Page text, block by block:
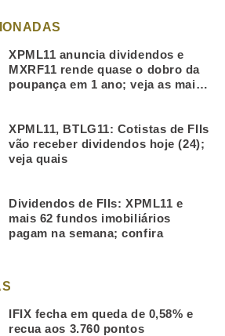
XPML11 anuncia dividendos e
MXRF11 rende quase o dobro da
poupança em 1 ano; veja as mais
XPML11, BTLG11: Cotistas de FIIs
vão receber dividendos hoje (24);
veja quais
Dividendos de FIIs: XPML11 e
mais 62 fundos imobiliários
pagam na semana; confira
IFIX fecha em queda de 0,58% e
recua aos 3.760 pontos